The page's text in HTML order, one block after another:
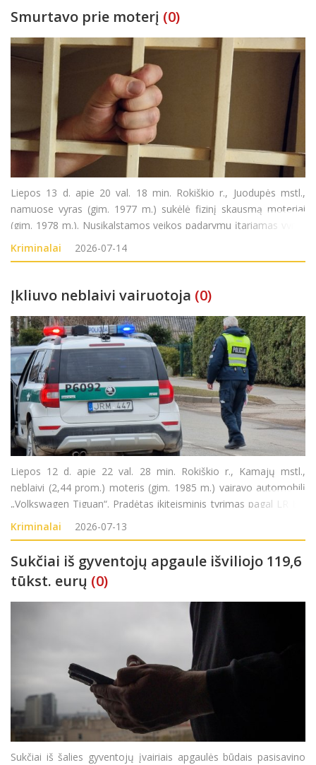
Smurtavo prie moterį (0)
Liepos 13 d. apie 20 val. 18 min. Rokiškio r., Juodupės mstl.,
namuose vyras (gim. 1977 m.) sukėlė fizinį skausmą moteriai
(gim. 1978 m.). Nusikalstamos veikos padarymu įtariamas vyras
sulaikytas. Pradėtas ikiteisminis tyrimas pagal LR BK 140 str.
Kriminalai 2026-07-14
Įkliuvo neblaivi vairuotoja (0)
Liepos 12 d. apie 22 val. 28 min. Rokiškio r., Kamajų mstl.,
neblaivi (2,44 prom.) moteris (gim. 1985 m.) vairavo automobilį
„Volkswagen Tiguan“. Pradėtas ikiteisminis tyrimas pagal LR BK
281 str.
Kriminalai 2026-07-13
Sukčiai iš gyventojų apgaule išviliojo 119,6
tūkst. eurų (0)
Sukčiai iš šalies gyventojų įvairiais apgaulės būdais pasisavino